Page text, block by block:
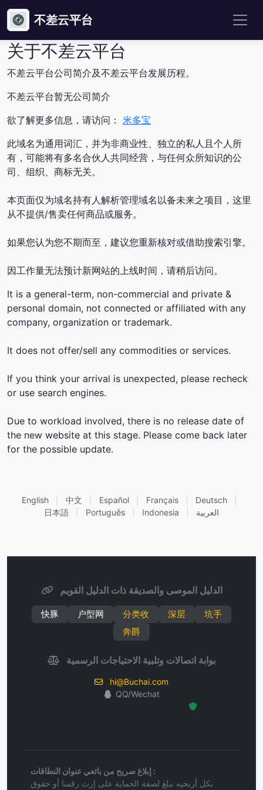
不差云平台
关于不差云平台
不差云平台公司简介及不差云平台发展历程。
不差云平台暂无公司简介
欲了解更多信息，请访问： 米多宝
此域名为通用词汇，并为非商业性、独立的私人且个人所
有，可能将有多名合伙人共同经营，与任何众所知识的公
司、组织、商标无关。
本页面仅为域名持有人解析管理域名以备未来之项目，这里
从不提供/售卖任何商品或服务。
如果您认为您不期而至，建议您重新核对或借助搜索引擎。
因工作量无法预计新网站的上线时间，请稍后访问。
It is a general-term, non-commercial and private &
personal domain, not connected or affiliated with any
company, organization or trademark.
It does not offer/sell any commodities or services.
If you think your arrival is unexpected, please recheck
or use search engines.
Due to workload involved, there is no release date of
the new website at this stage. Please come back later
for the possible update.
English 中文 Español Français Deutsch
日本語
Português Indonesia العربية
الدليل الموصى والصديقة ذات الدليل القويم
快豚 户型网 分类收 深层
坑手
奔爵
بوابة اتصالات وتلبية الاحتياجات الرسمية
hi@Buchai.com
QQ/Wechat
إبلاغ صريح من بائعي عنوان النطاقات :
بكل أريحيه نبلغ لصفة الحماية على إرث رقمنا أو حقوق